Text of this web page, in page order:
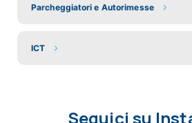
Parcheggiatori e Autorimesse
ICT
Seguici su